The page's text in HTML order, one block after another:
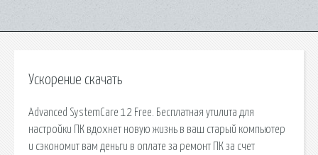
Ускорение скачать
Advanced SystemCare 12 Free. Бесплатная утилита для
настройки ПК вдохнет новую жизнь в ваш старый компьютер
и сэкономит вам деньги в оплате за ремонт ПК за счет